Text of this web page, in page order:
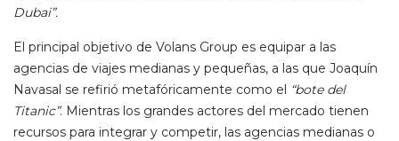
Dubai”.
El principal objetivo de Volans Group es equipar a las
agencias de viajes medianas y pequeñas, a las que Joaquín
Navasal se refirió metafóricamente como el “bote del
Titanic”. Mientras los grandes actores del mercado tienen
recursos para integrar y competir, las agencias medianas o